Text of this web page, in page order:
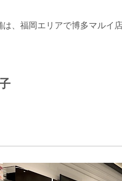
、福岡エリアで博多マルイ